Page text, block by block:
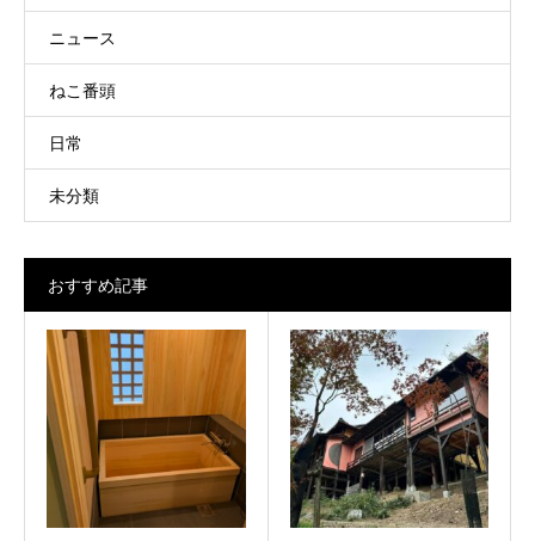
ニュース
ねこ番頭
日常
未分類
おすすめ記事